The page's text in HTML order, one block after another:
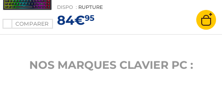
COMPARER
Blood Lite) - touches en PBT - structure gasket
mount - rétro-éclairage RGB - AZERTY, Français
DISPO : RUPTURE
84€95
NOS MARQUES CLAVIER PC :